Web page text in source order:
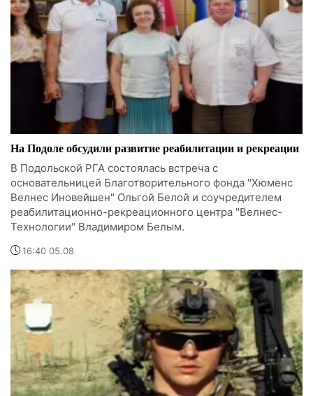
На Подоле обсудили развитие реабилитации и рекреации
В Подольской РГА состоялась встреча с
основательницей Благотворительного фонда "Хюменс
Велнес Иновейшен" Ольгой Белой и соучредителем
реабилитационно-рекреационного центра "Велнес-
Технологии" Владимиром Белым.
16:40 05.08